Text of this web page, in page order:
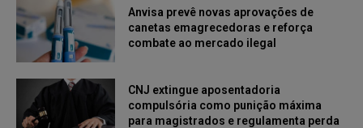
Anvisa prevê novas aprovações de
canetas emagrecedoras e reforça
combate ao mercado ilegal
CNJ extingue aposentadoria
compulsória como punição máxima
para magistrados e regulamenta perda